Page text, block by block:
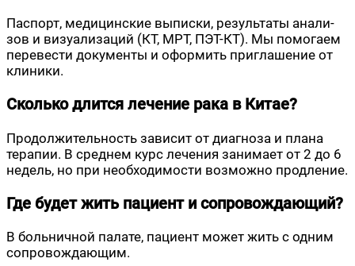
Пас­порт, меди­цин­ские выпис­ки, резуль­та­ты ана­ли­
зов и визу­а­ли­за­ций (КТ, МРТ, ПЭТ-КТ). Мы помо­га­ем
пере­ве­сти доку­мен­ты и офор­мить при­гла­ше­ние от
клиники.
Сколько длится лечение рака в Китае?
Про­дол­жи­тель­ность зави­сит от диа­гно­за и пла­на
тера­пии. В сред­нем курс лече­ния зани­ма­ет от 2 до 6
недель, но при необ­хо­ди­мо­сти воз­мож­но продление.
Где будет жить пациент и сопровождающий?
В боль­нич­ной пала­те, паци­ент может жить с одним
сопровождающим.